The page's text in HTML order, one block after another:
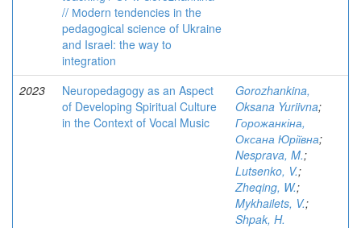
// Мodern tendencies in the
pedagogical science of Ukraine
and Israel: the way to
integration
2023
Neuropedagogy as an Aspect
of Developing Spiritual Culture
in the Context of Vocal Music
Gorozhankina,
Oksana Yuriivna;
Горожанкіна,
Оксана Юріївна;
Nesprava, M.;
Lutsenko, V.;
Zheqing, W.;
Mykhailets, V.;
Shpak, H.